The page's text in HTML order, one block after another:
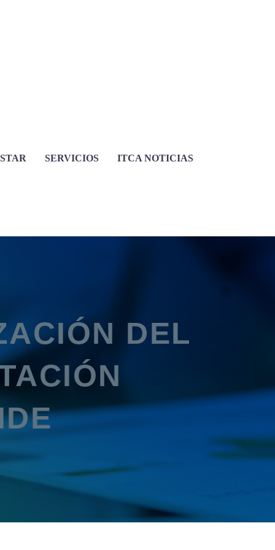
SERVICIOS ITCA NOTICIAS
DEL